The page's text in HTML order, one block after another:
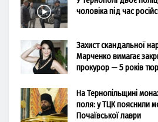
чоловіка під час
Захист скандальної
Марченко вимагає
прокурор — 5 років
На Тернопільщині
поля: у ТЦК пояснили
Почаївської лаври